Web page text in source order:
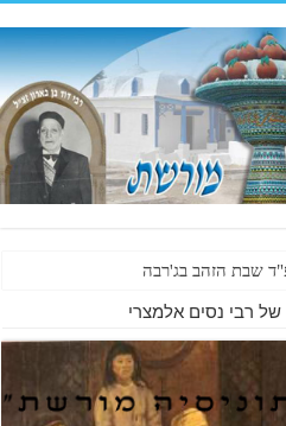
שבת הזהב בג'רבה
של רבי נסים אלמצרי